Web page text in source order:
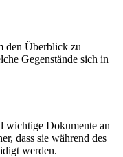
den Überblick zu
Gegenstände sich in
wichtige Dokumente an
dass sie während des
werden.